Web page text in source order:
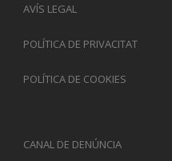
AVÍS LEGAL
POLÍTICA DE PRIVACITAT
POLÍTICA DE COOKIES
CANAL DE DENÚNCIA